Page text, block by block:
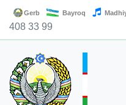
Gerb Bayroq
408 33 99